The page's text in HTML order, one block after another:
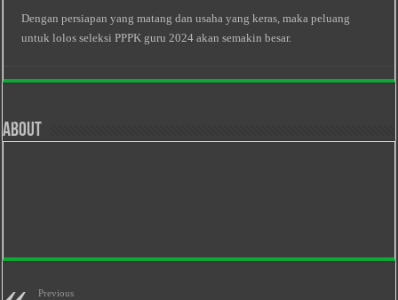
Dengan persiapan yang matang dan usaha yang keras, maka peluang
untuk lolos seleksi PPPK guru 2024 akan semakin besar.
About
Previous